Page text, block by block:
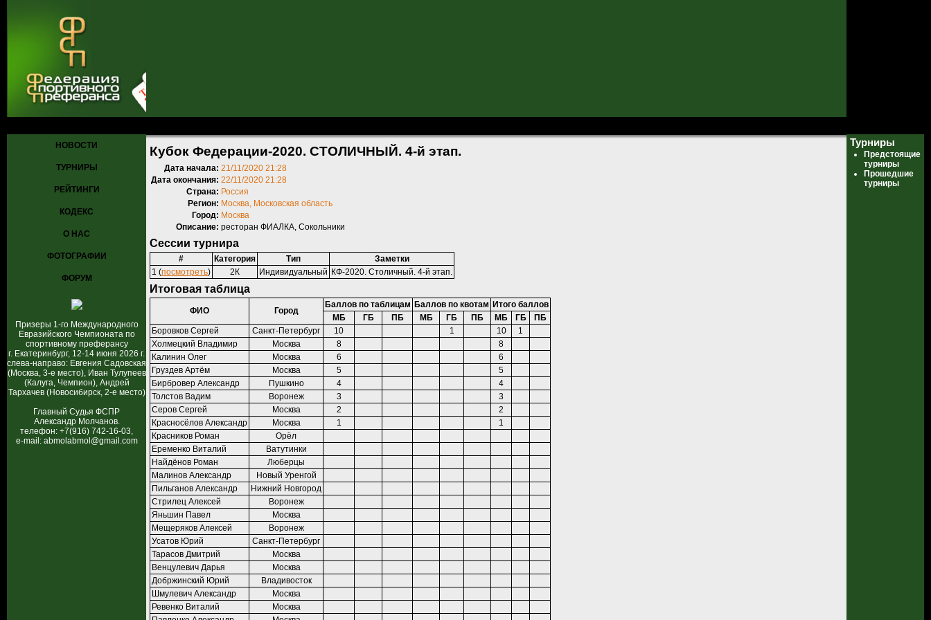
НОВОСТИ
ТУРНИРЫ
РЕЙТИНГИ
КОДЕКС
О НАС
ФОТОГРАФИИ
ФОРУМ
Призеры 1-го Международного
Евразийского Чемпионата по
спортивному преферансу
г. Екатеринбург, 12-14 июня 2026 г.
слева-направо: Евгения Садовская
(Москва, 3-е место), Иван Тулупеев
(Калуга, Чемпион), Андрей
Тархачев (Новосибирск, 2-е место)
Главный Судья ФСПР
Александр Молчанов.
телефон: +7(916) 742-16-03,
e-mail: abmolabmol@gmail.com
Кубок Федерации-2020. СТОЛИЧНЫЙ. 4-й этап.
Дата начала: 21/11/2020 21:28
Дата окончания: 22/11/2020 21:28
Страна: Россия
Регион: Москва, Московская область
Город: Москва
Описание: ресторан ФИАЛКА, Сокольники
Сессии турнира
# Категория Тип
Заметки
1 (посмотреть) 2К Индивидуальный КФ-2020. Столичный. 4-й этап.
Итоговая таблица
ФИО Город
Баллов по таблицам Баллов по квотам Итого баллов
МБ
ГБ ПБ МБ ГБ ПБ МБ ГБ
ПБ
Боровков Сергей
Санкт-Петербург 10 1 10
1
Холмецкий Владимир
Москва 8
8
Калинин Олег
Москва 6
6
Груздев Артём
Москва 5
5
Бирбровер Александр
Пушкино 4
4
Толстов Вадим
Воронеж 3
3
Серов Сергей
Москва 2
2
Красносёлов Александр
Москва 1
1
Красников Роман
Орёл
Еременко Виталий
Ватутинки
Найдёнов Роман
Люберцы
Малинов Александр
Новый Уренгой
Пильганов Александр
Нижний Новгород
Стрилец Алексей
Воронеж
Яньшин Павел
Москва
Мещеряков Алексей
Воронеж
Усатов Юрий
Санкт-Петербург
Тарасов Дмитрий
Москва
Венцулевич Дарья
Москва
Добржинский Юрий
Владивосток
Шмулевич Александр
Москва
Ревенко Виталий
Москва
Турниры
Предстоящие
турниры
Прошедшие
турниры